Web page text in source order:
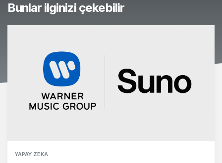
Bunlar ilginizi çekebilir
YAPAY ZEKA